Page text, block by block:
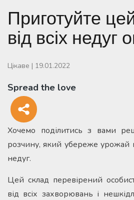
Приготуйте
від всіх недуг
Цікаве | 19.01.2022
Spread the love
Хочемо поділитись з вами
розчину, який убереже урожай
недуг.
Цей склад перевірений
від всіх захворювань і